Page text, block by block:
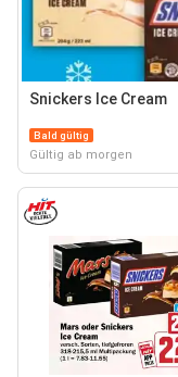
Snickers Ice Cream
Bald gültig
Gültig ab morgen